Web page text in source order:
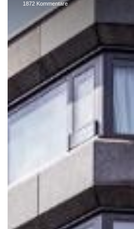
1872 Kommentare